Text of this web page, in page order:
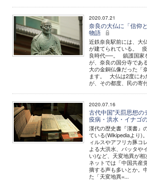
2020.07.21
奈良の大仏に「信仰
物語
近鉄奈良駅前には、大
が建てられている。
良時代──。 鎮護国家
が、奈良の国分寺であ
大の金銅仏像だった「
ます。 大仏は2度にわ
が、その都度、民の寄
2020.07.16
古代中国"天罰思想の
疫病・洪水・イナゴ
漢代の歴史書『漢書』
ている(Wikipediaより)
ィルスやアフリカ豚コ
よる大洪水、バッタや
い)など、天変地異が
ネットでは「中国共産
摘する声も多いとか。
た「天変地異=...